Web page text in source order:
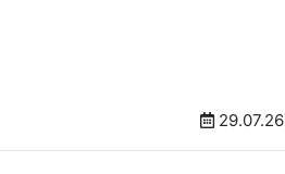
29.07.26